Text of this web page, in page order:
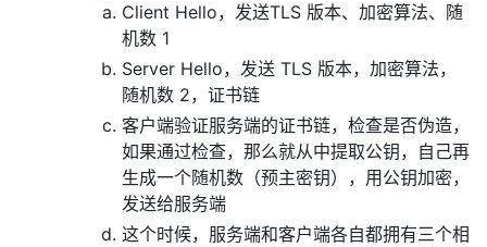
Client Hello，发送TLS 版本、加密算法、随
机数 1
Server Hello，发送 TLS 版本，加密算法，
随机数 2，证书链
客户端验证服务端的证书链，检查是否伪造，
如果通过检查，那么就从中提取公钥，自己再
生成一个随机数（预主密钥），用公钥加密，
发送给服务端
这个时候，服务端和客户端各自都拥有三个相